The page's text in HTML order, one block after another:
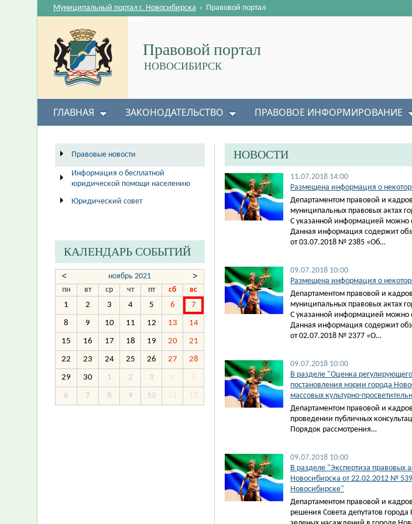
Правовой портал
НОВОСИБИРСК
Муниципальный портал г. Новосибирска › Правовой портал
ГЛАВНАЯ ЗАКОНОДАТЕЛЬСТВО ПРАВОВОЕ ИНФОРМИРОВАНИЕ
НОВОСТИ
11.07.2018 14:00
Размещена информация о
Департаментом правовой и
муниципальных правовых актах
С указанной информацией можно
Данная информация содержит
от 03.07.2018 № 2385 «Об…
09.07.2018 10:00
​Размещена информация о
Департаментом правовой и
муниципальных правовых актах
С указанной информацией можно
Данная информация содержит
от 02.07.2018 № 2377 «О…
09.07.2018 10:00
В разделе "Оценка
постановления мэрии города
массовых культурно-
Департаментом правовой и
проведении публичных
Порядок рассмотрения…
09.07.2018 10:00
В разделе "Экспертиза правовых
Новосибирска от 22.02.2012 №
Новосибирске"
Департаментом правовой и
решения Совета депутатов
Правовые новости
Информация о бесплатной
юридической помощи населению
Юридический совет
КАЛЕНДАРЬ СОБЫТИЙ
< ноябрь 2021 >
пн вт ср чт пт сб
вс
1
2 3 4 5 6 7
8 9 10 11 12 13 14
15 16 17 18 19 20 21
22 23 24 25 26 27 28
29 30 1 2 3 4 5
6 7 8 9 10 11 12